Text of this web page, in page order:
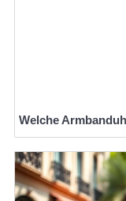
Welche